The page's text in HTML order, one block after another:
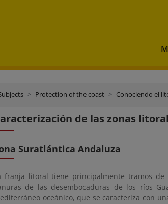
Protection of the coast Conociendo el
de las zonas
Suratlántica Andaluza
franja litoral tiene principalmente tramos
de las desembocaduras de los ríos
oceánico, que se caracteriza con